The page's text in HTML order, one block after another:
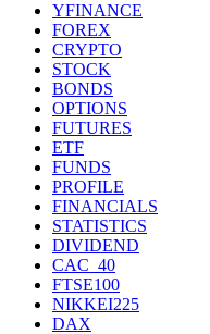
YFINANCE
FOREX
CRYPTO
STOCK
BONDS
OPTIONS
FUTURES
ETF
FUNDS
PROFILE
FINANCIALS
STATISTICS
DIVIDEND
CAC_40
FTSE100
NIKKEI225
DAX